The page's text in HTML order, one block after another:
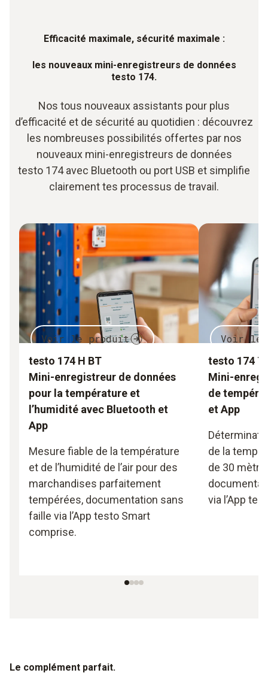
Efficacité maximale, sécurité maximale :
les nouveaux mini-enregistreurs de données
testo 174.
Nos tous nouveaux assistants pour plus
d’efficacité et de sécurité au quotidien : découvrez
les nombreuses possibilités offertes par nos
nouveaux mini-enregistreurs de données
testo 174 avec Bluetooth ou port USB et simplifie
clairement tes processus de travail.
Voir le produit
testo 174 H BT
Mini-enregistreur de données
pour la température et
l’humidité avec Bluetooth et
App
Mesure fiable de la température
et de l’humidité de l’air pour des
marchandises parfaitement
tempérées, documentation sans
faille via l’App testo Smart
comprise.
Voir le
testo 174 T
Mini-
de
et App
de la
de 30
via l’App
Le complément parfait.